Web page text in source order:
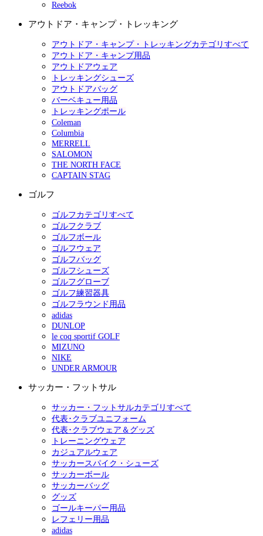
Reebok
アウトドア・キャンプ・トレッキング
アウトドア・キャンプ・トレッキングカテゴリすべて
アウトドア・キャンプ用品
アウトドアウェア
トレッキングシューズ
アウトドアバッグ
バーベキュー用品
トレッキングポール
Coleman
Columbia
MERRELL
SALOMON
THE NORTH FACE
CAPTAIN STAG
ゴルフ
ゴルフカテゴリすべて
ゴルフクラブ
ゴルフボール
ゴルフウェア
ゴルフバッグ
ゴルフシューズ
ゴルフグローブ
ゴルフ練習器具
ゴルフラウンド用品
adidas
DUNLOP
le coq sportif GOLF
MIZUNO
NIKE
UNDER ARMOUR
サッカー・フットサル
サッカー・フットサルカテゴリすべて
代表･クラブユニフォーム
代表･クラブウェア＆グッズ
トレーニングウェア
カジュアルウェア
サッカースパイク・シューズ
サッカーボール
サッカーバッグ
グッズ
ゴールキーパー用品
レフェリー用品
adidas